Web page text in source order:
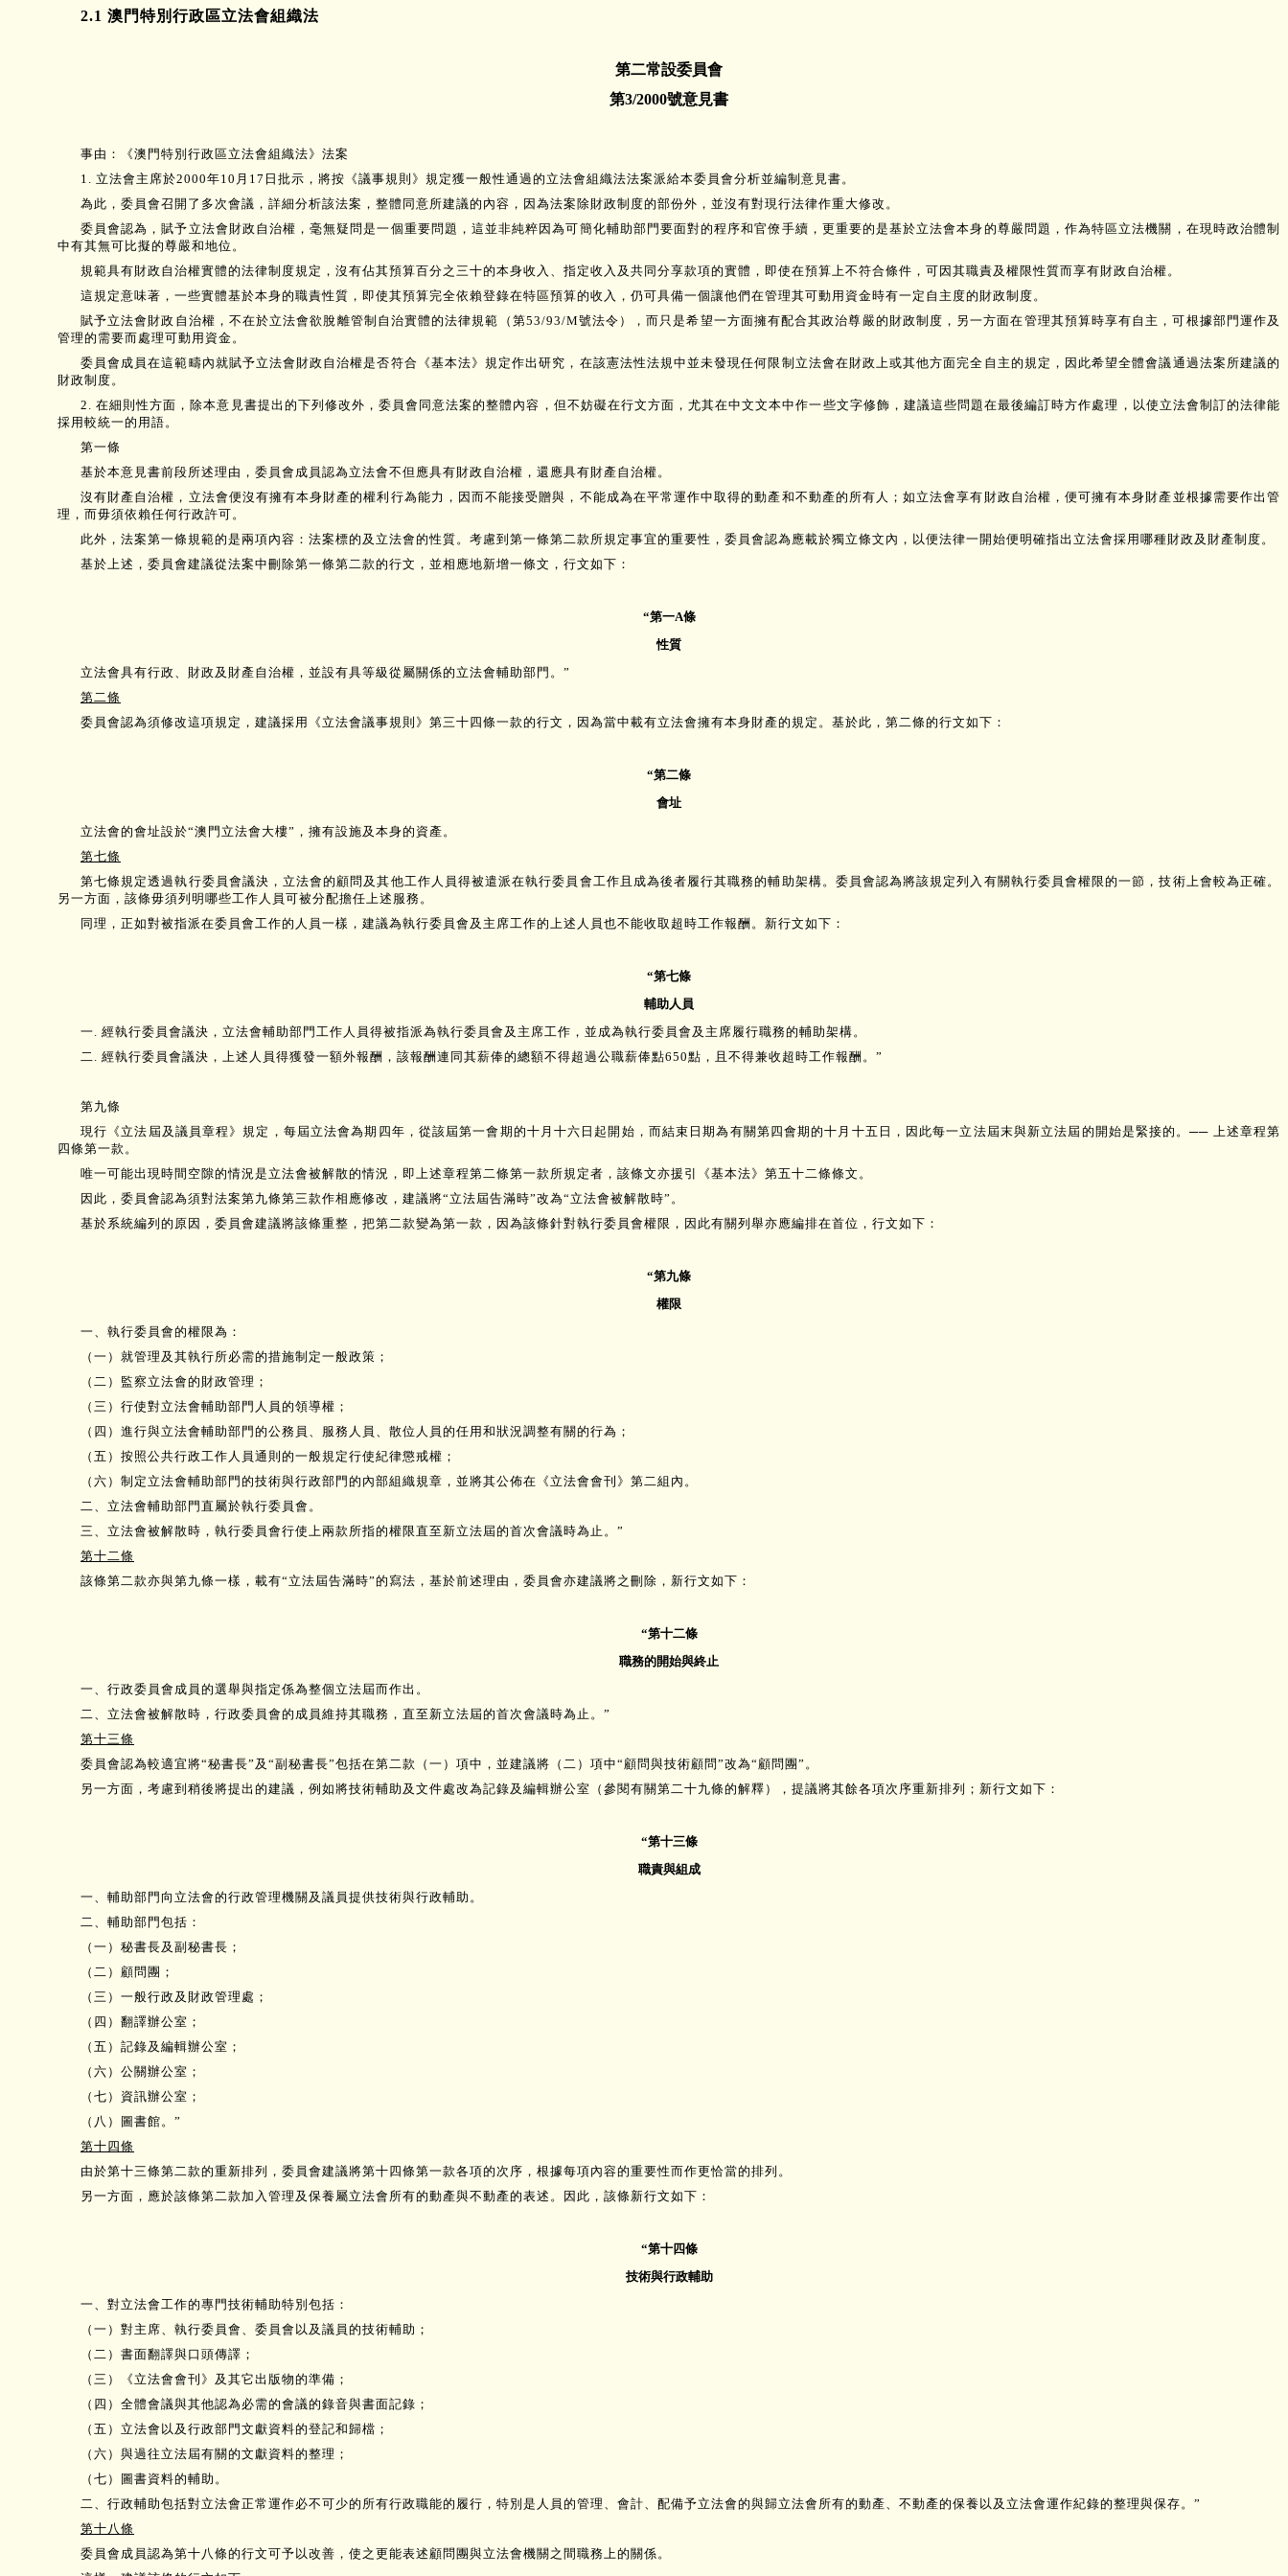
2.1 澳門特別行政區立法會組織法
第二常設委員會
第3/2000號意見書
事由：《澳門特別行政區立法會組織法》法案
1. 立法會主席於2000年10月17日批示，將按《議事規則》規定獲一般性通過的立法會組織法法案派給本委員會分析並編制意見書。
為此，委員會召開了多次會議，詳細分析該法案，整體同意所建議的內容，因為法案除財政制度的部份外，並沒有對現行法律作重大修改。
委員會認為，賦予立法會財政自治權，毫無疑問是一個重要問題，這並非純粹因為可簡化輔助部門要面對的程序和官僚手續，更重要的是基於立法會本身的尊嚴問題，作為特區立法機關，在現時政治體制
中有其無可比擬的尊嚴和地位。
規範具有財政自治權實體的法律制度規定，沒有佔其預算百分之三十的本身收入、指定收入及共同分享款項的實體，即使在預算上不符合條件，可因其職責及權限性質而享有財政自治權。
這規定意味著，一些實體基於本身的職責性質，即使其預算完全依賴登錄在特區預算的收入，仍可具備一個讓他們在管理其可動用資金時有一定自主度的財政制度。
賦予立法會財政自治權，不在於立法會欲脫離管制自治實體的法律規範（第53/93/M號法令），而只是希望一方面擁有配合其政治尊嚴的財政制度，另一方面在管理其預算時享有自主，可根據部門運作及
管理的需要而處理可動用資金。
委員會成員在這範疇內就賦予立法會財政自治權是否符合《基本法》規定作出研究，在該憲法性法規中並未發現任何限制立法會在財政上或其他方面完全自主的規定，因此希望全體會議通過法案所建議的
財政制度。
2. 在細則性方面，除本意見書提出的下列修改外，委員會同意法案的整體內容，但不妨礙在行文方面，尤其在中文文本中作一些文字修飾，建議這些問題在最後編訂時方作處理，以使立法會制訂的法律能
採用較統一的用語。
第一條
基於本意見書前段所述理由，委員會成員認為立法會不但應具有財政自治權，還應具有財產自治權。
沒有財產自治權，立法會便沒有擁有本身財產的權利行為能力，因而不能接受贈與，不能成為在平常運作中取得的動產和不動產的所有人；如立法會享有財政自治權，便可擁有本身財產並根據需要作出管
理，而毋須依賴任何行政許可。
此外，法案第一條規範的是兩項內容：法案標的及立法會的性質。考慮到第一條第二款所規定事宜的重要性，委員會認為應載於獨立條文內，以便法律一開始便明確指出立法會採用哪種財政及財產制度。
基於上述，委員會建議從法案中刪除第一條第二款的行文，並相應地新增一條文，行文如下：
“第一A條
性質
立法會具有行政、財政及財產自治權，並設有具等級從屬關係的立法會輔助部門。”
第二條
委員會認為須修改這項規定，建議採用《立法會議事規則》第三十四條一款的行文，因為當中載有立法會擁有本身財產的規定。基於此，第二條的行文如下：
“第二條
會址
立法會的會址設於“澳門立法會大樓”，擁有設施及本身的資產。
第七條
第七條規定透過執行委員會議決，立法會的顧問及其他工作人員得被遣派在執行委員會工作且成為後者履行其職務的輔助架構。委員會認為將該規定列入有關執行委員會權限的一節，技術上會較為正確。
另一方面，該條毋須列明哪些工作人員可被分配擔任上述服務。
同理，正如對被指派在委員會工作的人員一樣，建議為執行委員會及主席工作的上述人員也不能收取超時工作報酬。新行文如下：
“第七條
輔助人員
一. 經執行委員會議決，立法會輔助部門工作人員得被指派為執行委員會及主席工作，並成為執行委員會及主席履行職務的輔助架構。
二. 經執行委員會議決，上述人員得獲發一額外報酬，該報酬連同其薪俸的總額不得超過公職薪俸點650點，且不得兼收超時工作報酬。”
第九條
現行《立法屆及議員章程》規定，每屆立法會為期四年，從該屆第一會期的十月十六日起開始，而結束日期為有關第四會期的十月十五日，因此每一立法屆末與新立法屆的開始是緊接的。── 上述章程第
四條第一款。
唯一可能出現時間空隙的情況是立法會被解散的情況，即上述章程第二條第一款所規定者，該條文亦援引《基本法》第五十二條條文。
因此，委員會認為須對法案第九條第三款作相應修改，建議將“立法屆告滿時”改為“立法會被解散時”。
基於系統編列的原因，委員會建議將該條重整，把第二款變為第一款，因為該條針對執行委員會權限，因此有關列舉亦應編排在首位，行文如下：
“第九條
權限
一、執行委員會的權限為：
（一）就管理及其執行所必需的措施制定一般政策；
（二）監察立法會的財政管理；
（三）行使對立法會輔助部門人員的領導權；
（四）進行與立法會輔助部門的公務員、服務人員、散位人員的任用和狀況調整有關的行為；
（五）按照公共行政工作人員通則的一般規定行使紀律懲戒權；
（六）制定立法會輔助部門的技術與行政部門的內部組織規章，並將其公佈在《立法會會刊》第二組內。
二、立法會輔助部門直屬於執行委員會。
三、立法會被解散時，執行委員會行使上兩款所指的權限直至新立法屆的首次會議時為止。”
第十二條
該條第二款亦與第九條一樣，載有“立法屆告滿時”的寫法，基於前述理由，委員會亦建議將之刪除，新行文如下：
“第十二條
職務的開始與終止
一、行政委員會成員的選舉與指定係為整個立法屆而作出。
二、立法會被解散時，行政委員會的成員維持其職務，直至新立法屆的首次會議時為止。”
第十三條
委員會認為較適宜將“秘書長”及“副秘書長”包括在第二款（一）項中，並建議將（二）項中“顧問與技術顧問”改為“顧問團”。
另一方面，考慮到稍後將提出的建議，例如將技術輔助及文件處改為記錄及編輯辦公室（參閱有關第二十九條的解釋），提議將其餘各項次序重新排列；新行文如下：
“第十三條
職責與組成
一、輔助部門向立法會的行政管理機關及議員提供技術與行政輔助。
二、輔助部門包括：
（一）秘書長及副秘書長；
（二）顧問團；
（三）一般行政及財政管理處；
（四）翻譯辦公室；
（五）記錄及編輯辦公室；
（六）公關辦公室；
（七）資訊辦公室；
（八）圖書館。”
第十四條
由於第十三條第二款的重新排列，委員會建議將第十四條第一款各項的次序，根據每項內容的重要性而作更恰當的排列。
另一方面，應於該條第二款加入管理及保養屬立法會所有的動產與不動產的表述。因此，該條新行文如下：
“第十四條
技術與行政輔助
一、對立法會工作的專門技術輔助特別包括：
（一）對主席、執行委員會、委員會以及議員的技術輔助；
（二）書面翻譯與口頭傳譯；
（三）《立法會會刊》及其它出版物的準備；
（四）全體會議與其他認為必需的會議的錄音與書面記錄；
（五）立法會以及行政部門文獻資料的登記和歸檔；
（六）與過往立法屆有關的文獻資料的整理；
（七）圖書資料的輔助。
二、行政輔助包括對立法會正常運作必不可少的所有行政職能的履行，特別是人員的管理、會計、配備予立法會的與歸立法會所有的動產、不動產的保養以及立法會運作紀錄的整理與保存。”
第十八條
委員會成員認為第十八條的行文可予以改善，使之更能表述顧問團與立法會機關之間職務上的關係。